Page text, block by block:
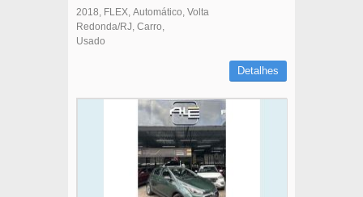
2018 FLEX Automático Volta
Redonda/RJ Carro
Usado
Detalhes